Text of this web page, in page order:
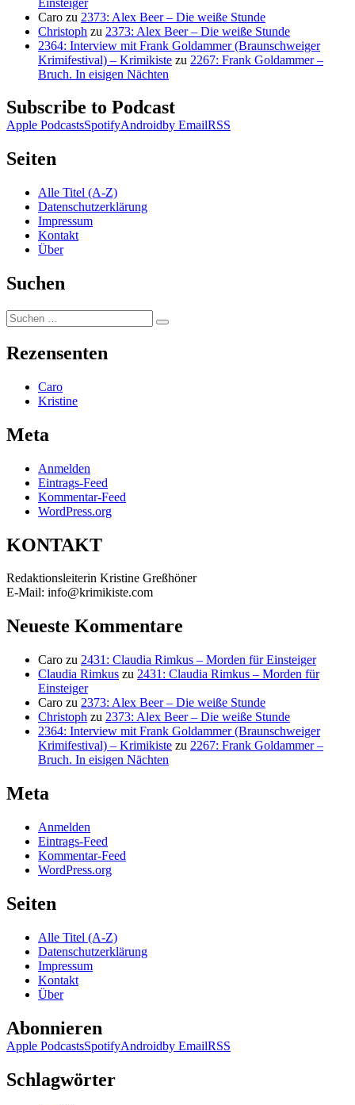
Caro zu 2373: Alex Beer – Die weiße Stunde
Christoph zu 2373: Alex Beer – Die weiße Stunde
2364: Interview mit Frank Goldammer (Braunschweiger
Krimifestival) – Krimikiste zu 2267: Frank Goldammer –
Bruch. In eisigen Nächten
Subscribe to Podcast
Apple PodcastsSpotifyAndroidby EmailRSS
Seiten
Alle Titel (A-Z)
Datenschutzerklärung
Impressum
Kontakt
Über
Suchen
Suchen
nach:
Suchen
Rezensenten
Caro
Kristine
Meta
Anmelden
Eintrags-Feed
Kommentar-Feed
WordPress.org
KONTAKT
Redaktionsleiterin Kristine Greßhöner
E-Mail: info@krimikiste.com
Neueste Kommentare
Caro zu 2431: Claudia Rimkus – Morden für Einsteiger
Claudia Rimkus zu 2431: Claudia Rimkus – Morden für
Einsteiger
Caro zu 2373: Alex Beer – Die weiße Stunde
Christoph zu 2373: Alex Beer – Die weiße Stunde
2364: Interview mit Frank Goldammer (Braunschweiger
Krimifestival) – Krimikiste zu 2267: Frank Goldammer –
Bruch. In eisigen Nächten
Meta
Anmelden
Eintrags-Feed
Kommentar-Feed
WordPress.org
Seiten
Alle Titel (A-Z)
Datenschutzerklärung
Impressum
Kontakt
Über
Abonnieren
Apple PodcastsSpotifyAndroidby EmailRSS
Schlagwörter